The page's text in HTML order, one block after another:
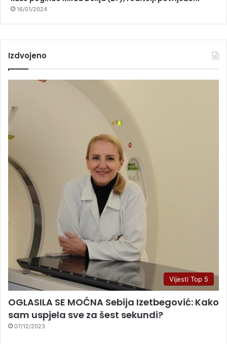
16/01/2024
Izdvojeno
Vijesti Top 5
OGLASILA SE MOĆNA Sebija Izetbegović: Kako
sam uspjela sve za šest sekundi?
07/12/2023